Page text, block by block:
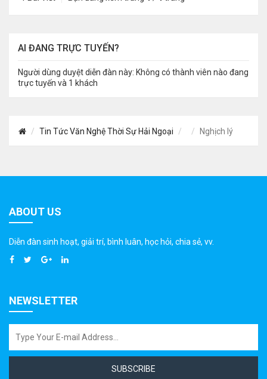
AI ĐANG TRỰC TUYẾN?
Người dùng duyệt diễn đàn này: Không có thành viên nào đang
trực tuyến và 1 khách
Tin Tức Văn Nghệ Thời Sự Hải Ngoại Nghịch lý
ABOUT US
Diễn đàn sinh hoạt, giải trí, bình luân, học hỏi, chia sẻ, vv.
NEWSLETTER
SUBSCRIBE